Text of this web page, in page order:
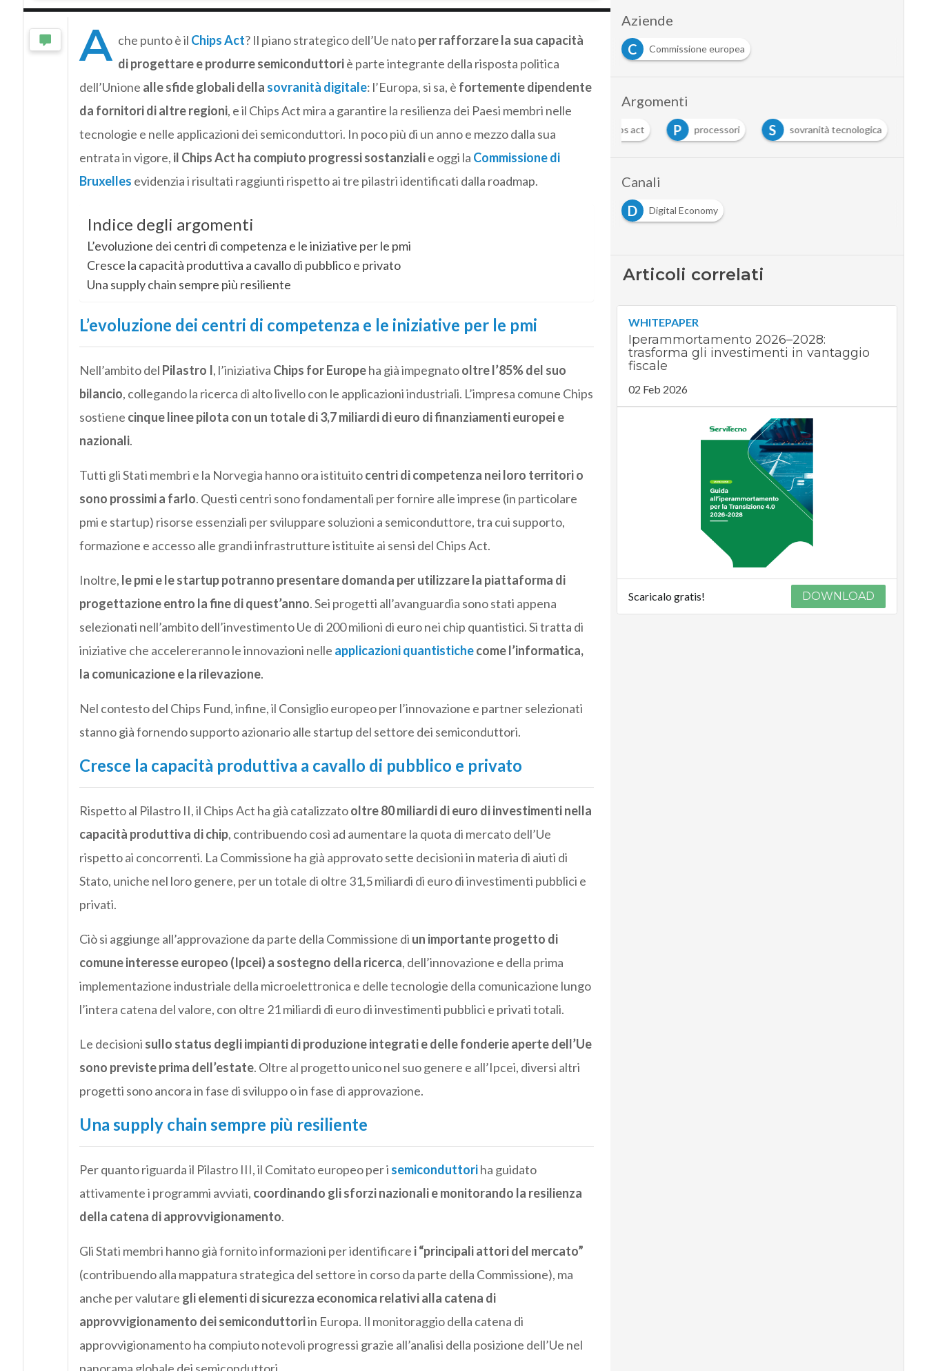
A che punto è il Chips Act? Il piano strategico dell’Ue natoper rafforzare la sua capacità
di progettare e produrre semiconduttoriè parte integrante della risposta politica
dell’Unione alle sfide globali della sovranità digitale: l’Europa, si sa, è fortemente dipendente
da fornitori di altre regioni, e il Chips Act mira a garantire la resilienza dei Paesi membri nelle
tecnologie e nelle applicazioni dei semiconduttori. In poco più di un anno e mezzo dalla sua
entrata in vigore, il Chips Act ha compiuto progressi sostanzialie oggi la Commissione di
Bruxelles evidenzia i risultati raggiunti rispetto ai tre pilastri identificati dalla roadmap.
Indice degli argomenti
L’evoluzione dei centri di competenza e le iniziative per le pmi
Cresce la capacità produttiva a cavallo di pubblico e privato
Una supply chain sempre più resiliente
L’evoluzione dei centri di competenza e le iniziative per le pmi
Nell’ambito del Pilastro I, l’iniziativa Chips for Europeha già impegnatooltre l’85% del suo
bilancio, collegando la ricerca di alto livello con le applicazioni industriali. L’impresa comune Chips
sostiene cinque linee pilota con un totale di 3,7 miliardi di euro di finanziamenti europei e
nazionali.
Tutti gli Stati membri e la Norvegia hanno ora istituitocentri di competenza nei loro territori o
sono prossimi a farlo. Questi centri sono fondamentali per fornire alle imprese (in particolare
pmi e startup) risorse essenziali per sviluppare soluzioni a semiconduttore, tra cui supporto,
formazione e accesso alle grandi infrastrutture istituite ai sensi del Chips Act.
Inoltre, le pmi e le startup potranno presentare domanda per utilizzare la piattaforma di
progettazione entro la fine di quest’anno. Sei progetti all’avanguardia sono stati appena
selezionati nell’ambito dell’investimento Ue di 200 milioni di euro nei chip quantistici. Si tratta di
iniziative che accelereranno le innovazioni nelle applicazioni quantistichecome l’informatica,
la comunicazione e la rilevazione.
Nel contesto del Chips Fund, infine, il Consiglio europeo per l’innovazione e partner selezionati
stanno già fornendo supporto azionario alle startup del settore dei semiconduttori.
Cresce la capacità produttiva a cavallo di pubblico e privato
Rispetto al Pilastro II, il Chips Act ha già catalizzatooltre 80 miliardi di euro di investimenti nella
capacità produttiva di chip, contribuendo così ad aumentare la quota di mercato dell’Ue
rispetto ai concorrenti. La Commissione ha già approvato sette decisioni in materia di aiuti di
Stato, uniche nel loro genere, per un totale di oltre 31,5 miliardi di euro di investimenti pubblici e
privati.
Ciò si aggiunge all’approvazione da parte della Commissione di un importante progetto di
comune interesse europeo (Ipcei) a sostegno della ricerca, dell’innovazione e della prima
implementazione industriale della microelettronica e delle tecnologie della comunicazione lungo
l’intera catena del valore, con oltre 21 miliardi di euro di investimenti pubblici e privati totali.
Le decisioni sullo status degli impianti di produzione integrati e delle fonderie aperte dell’Ue
sono previste prima dell’estate. Oltre al progetto unico nel suo genere e all’Ipcei, diversi altri
progetti sono ancora in fase di sviluppo o in fase di approvazione.
Una supply chain sempre più resiliente
Per quanto riguarda il Pilastro III, il Comitato europeo per i semiconduttoriha guidato
attivamente i programmi avviati, coordinando gli sforzi nazionali e monitorando la resilienza
della catena di approvvigionamento.
Gli Stati membri hanno già fornito informazioni per identificare i “principali attori del mercato”
(contribuendo alla mappatura strategica del settore in corso da parte della Commissione), ma
anche per valutare gli elementi di sicurezza economica relativi alla catena di
approvvigionamento dei semiconduttoriin Europa. Il monitoraggio della catena di
approvvigionamento ha compiuto notevoli progressi grazie all’analisi della posizione dell’Ue nel
Aziende
C
Commissione europea
Argomenti
chips act P processori S sovranità tecnologica
Canali
D
Digital Economy
Articoli correlati
WHITEPAPER
Iperammortamento 2026–2028:
trasforma gli investimenti in vantaggio
fiscale
02 Feb 2026
Scaricalo gratis! DOWNLOAD